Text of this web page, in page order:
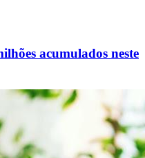
acumulados neste